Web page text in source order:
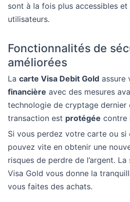
sont à la fois plus accessibles
utilisateurs.
Fonctionnalités de
améliorées
La carte Visa Debit Gold assure
financière avec des mesures
technologie de cryptage dernier
transaction est protégée contre
Si vous perdez votre carte ou si
pouvez vite en obtenir une
risques de perdre de l’argent.
Visa Gold vous donne la
vous faites des achats.